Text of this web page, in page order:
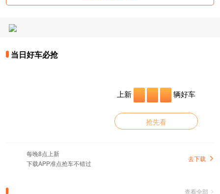
当日好车必抢
上新 辆好车
抢先看
每晚8点上新
下载APP准点抢车不错过
去下载
查看全部